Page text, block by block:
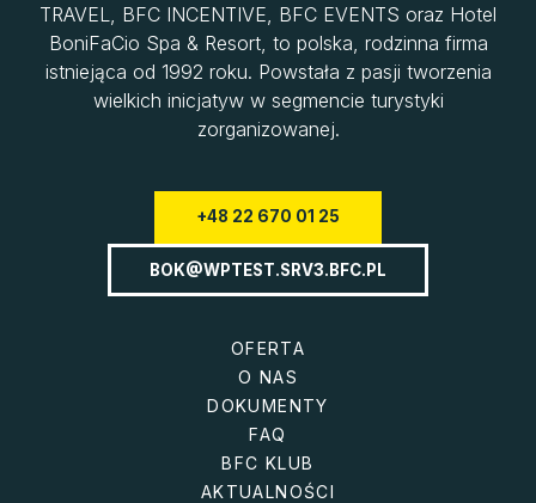
TRAVEL, BFC INCENTIVE, BFC EVENTS oraz Hotel
BoniFaCio Spa & Resort, to polska, rodzinna firma
istniejąca od 1992 roku. Powstała z pasji tworzenia
wielkich inicjatyw w segmencie turystyki
zorganizowanej.
+48 22 670 01 25
BOK@WPTEST.SRV3.BFC.PL
OFERTA
O NAS
DOKUMENTY
FAQ
BFC KLUB
AKTUALNOŚCI